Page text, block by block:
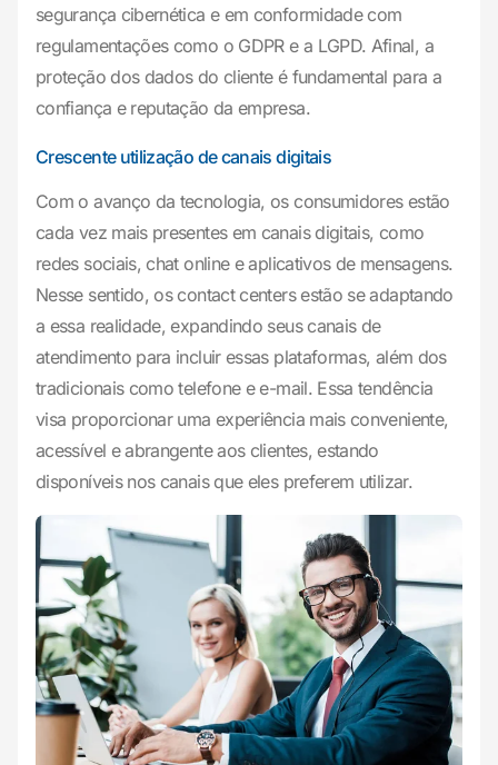
segurança cibernética e em conformidade com
regulamentações como o GDPR e a LGPD. Afinal, a
proteção dos dados do cliente é fundamental para a
confiança e reputação da empresa.
Crescente utilização de canais digitais
Com o avanço da tecnologia, os consumidores estão
cada vez mais presentes em canais digitais, como
redes sociais, chat online e aplicativos de mensagens.
Nesse sentido, os contact centers estão se adaptando
a essa realidade, expandindo seus canais de
atendimento para incluir essas plataformas, além dos
tradicionais como telefone e e-mail. Essa tendência
visa proporcionar uma experiência mais conveniente,
acessível e abrangente aos clientes, estando
disponíveis nos canais que eles preferem utilizar.